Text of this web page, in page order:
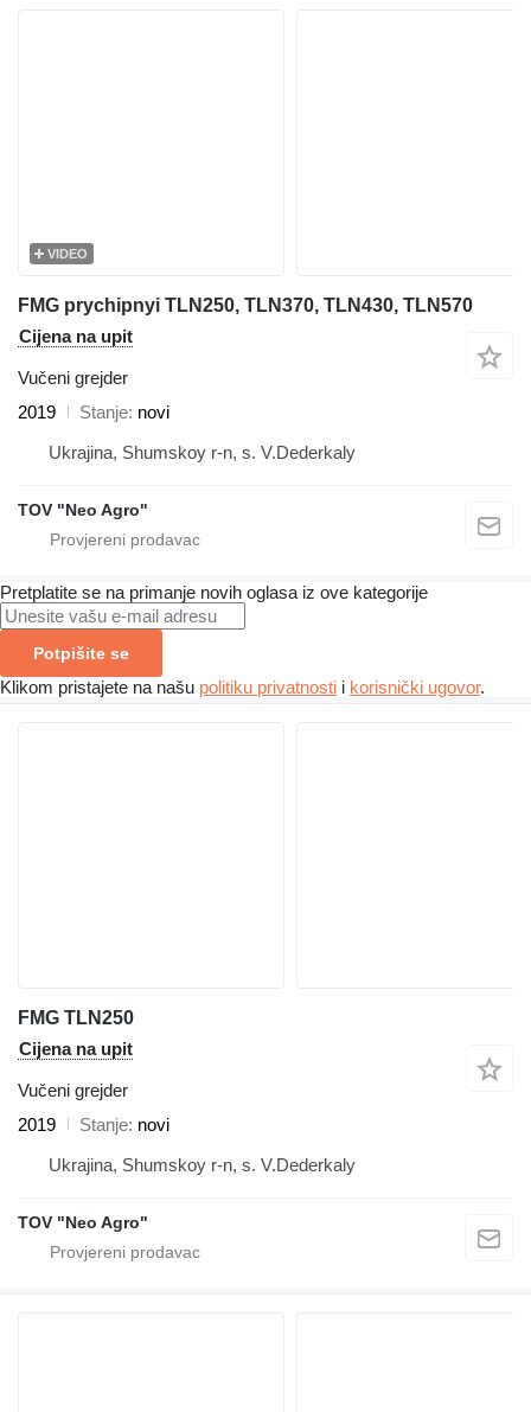
VIDEO
FMG prychipnyi TLN250, TLN370, TLN430, TLN570
Cijena na upit
Vučeni grejder
2019
Stanje novi
Ukrajina, Shumskoy r-n, s. V.Dederkaly
TOV "Neo Agro"
Pretplatite se na primanje novih oglasa iz ove kategorije
Potpišite se
Klikom pristajete na našu politiku privatnosti i korisnički ugovor.
FMG TLN250
Cijena na upit
Vučeni grejder
2019
Stanje novi
Ukrajina, Shumskoy r-n, s. V.Dederkaly
TOV "Neo Agro"